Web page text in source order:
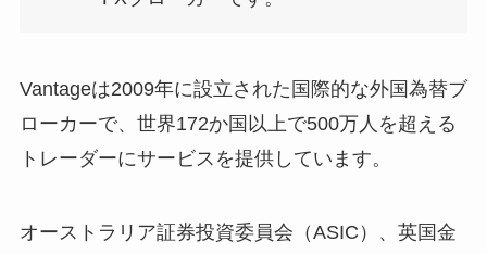
Vantageは2009年に設立された国際的な外国為替ブ
ローカーで、世界172か国以上で500万人を超える
トレーダーにサービスを提供しています。
オーストラリア証券投資委員会（ASIC）、英国金